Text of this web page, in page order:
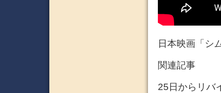
日本映画「シ
関連記事
25日からリバ